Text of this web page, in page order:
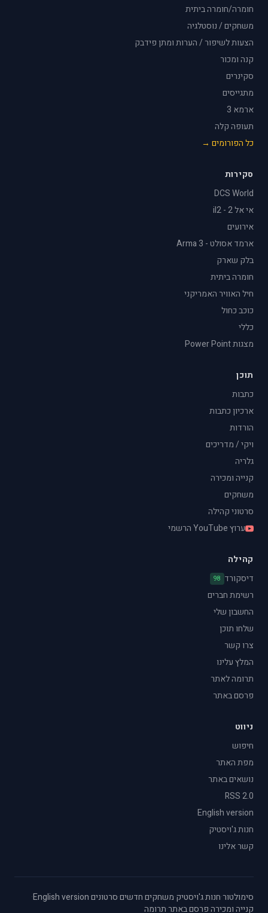
חומרה/חומרה ביתית
משחקים / נוסטלגיה
הצעות לשיפור / הערות ומתן פידבק
קנה ומכור
סקינרים
מתגייסים
ארמא 3
תעופה קלה
כל הפורומים →
סקירות
DCS World
אי אל 2 - il2
אירועים
ארמד אסולט - Arma 3
בלק שארק
חומרה ביתית
חיל האוויר האמריקני
כוכב כחול
כללי
מצגות Power Point
תוכן
כתבות
ארכיון כתבות
הורדות
ויקי / מדריכים
גלריה
קנייה ומכירה
משחקים
סרטוני קהילה
ערוץ YouTube הרשמי
קהילה
דיסקורד 98
רשימת חברים
החשבון שלי
שלחו תוכן
צרו קשר
המלץ עלינו
תרומה לאתר
פרסם באתר
ניווט
חיפוש
מפת האתר
נושאים באתר
RSS 2.0
English version
חנות ג'ויסטיק
קשר אלינו
סימולטור·חנות ג'ויסטיק·משחקים חדשים·סרטונים·
English version
·
קנייה ומכירה·פרסם באתר·תרומה